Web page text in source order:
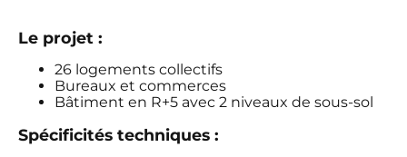
Le projet :
26 logements collectifs
Bureaux et commerces
Bâtiment en R+5 avec 2 niveaux de sous-sol
Spécificités techniques :